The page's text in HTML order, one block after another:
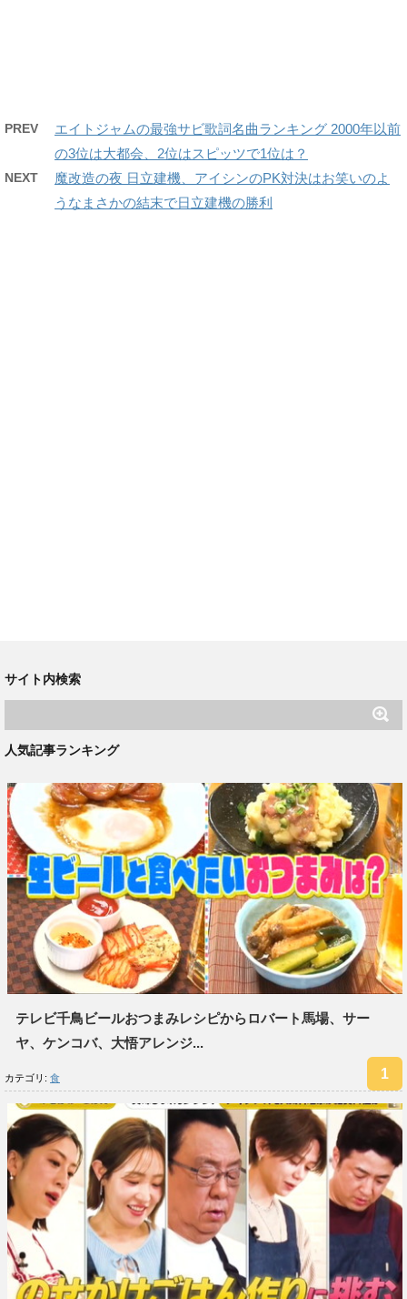
PREV
エイトジャムの最強サビ歌詞名曲ランキング 2000年以前
の3位は大都会、2位はスピッツで1位は？
NEXT
魔改造の夜 日立建機、アイシンのPK対決はお笑いのよ
うなまさかの結末で日立建機の勝利
サイト内検索
人気記事ランキング
テレビ千鳥ビールおつまみレシピからロバート馬場、サー
ヤ、ケンコバ、大悟アレンジ...
カテゴリ: 食